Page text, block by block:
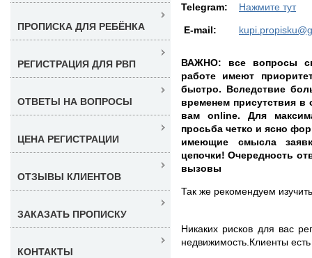
Telegram: Нажмите тут
E-mail:
ВАЖНО: все вопросы
работе имеют
быстро. Вследствие
временем присутствия
вам online. Для
просьба четко и ясно
имеющие смысла
цепочки! Очередность
вызовы
Так же рекомендуем
Никаких рисков для вас
недвижимость.Клиенты
ПРОПИСКА ДЛЯ РЕБЁНКА
РЕГИСТРАЦИЯ ДЛЯ РВП
ОТВЕТЫ НА ВОПРОСЫ
ЦЕНА РЕГИСТРАЦИИ
ОТЗЫВЫ КЛИЕНТОВ
ЗАКАЗАТЬ ПРОПИСКУ
КОНТАКТЫ